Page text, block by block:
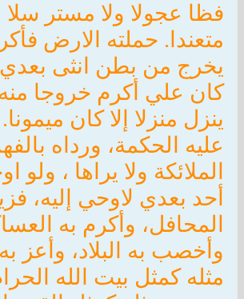
فظا عجولا ولا مستر سلا
متعندا. حملته الارض
يخرج من بطن انثى بعدي
كان علي أكرم خروجا
ينزل منزلا إلا كان
عليه الحكمة، ورداه
الملائكة ولا يراها ، ولو
أحد بعدي لاوحي إليه،
المحافل، وأكرم به
وأخصب به البلاد، وأعز به
مثله كمثل بيت الله